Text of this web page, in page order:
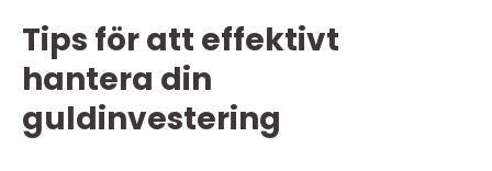
Tips för att effektivt
hantera din
guldinvestering